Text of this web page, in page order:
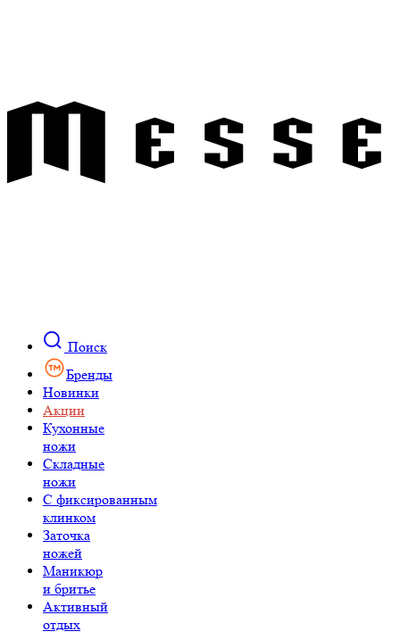
Поиск
Бренды
Новинки
Акции
Кухонные
ножи
Складные
ножи
C фиксированным
клинком
Заточка
ножей
Маникюр
и бритье
Активный
отдых